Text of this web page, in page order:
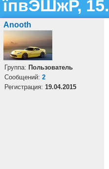
їпвЭШжР,
Anooth
Группа: Пользователь
Cообщений: 2
Регистрация: 19.04.2015